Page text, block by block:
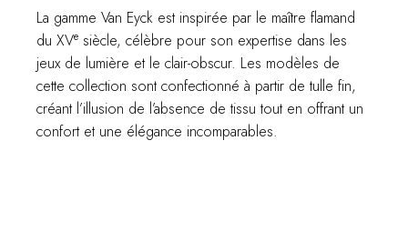
La gamme Van Eyck est inspirée par le maître flamand
du XVe siècle, célèbre pour son expertise dans les
jeux de lumière et le clair-obscur. Les modèles de
cette collection sont confectionné à partir de tulle fin,
créant l’illusion de l’absence de tissu tout en offrant un
confort et une élégance incomparables.